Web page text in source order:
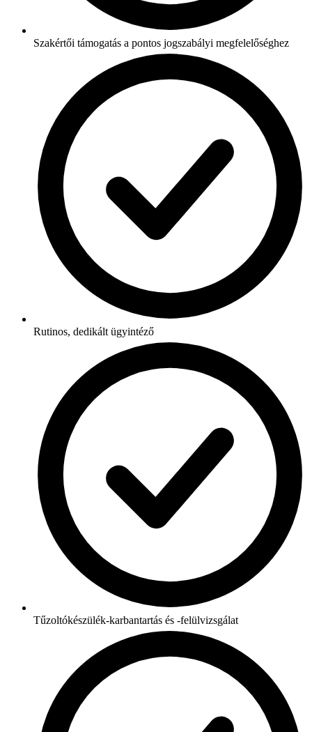
Szakértői támogatás a pontos jogszabályi megfelelőséghez
Rutinos, dedikált ügyintéző
Tűzoltókészülék-karbantartás és -felülvizsgálat